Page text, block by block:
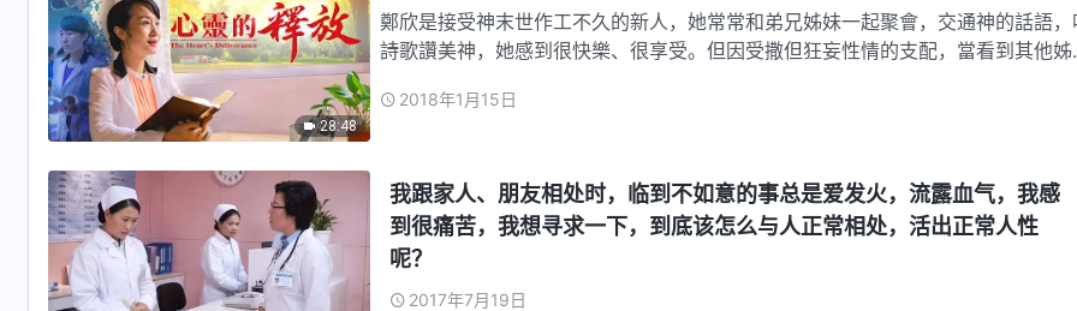
28:48
鄭欣是接受神末世作工不久的新人，她常常和弟兄姊妹一起聚會，交通神的話語，
詩歌讚美神，她感到很快樂、很享受。但因受撒但狂妄性情的支配，當看到其他姊
2018年1月15日
我跟家人、朋友相处时，临到不如意的事总是爱发火，流露血气，我感
到很痛苦，我想寻求一下，到底该怎么与人正常相处，活出正常人性
呢？
2017年7月19日